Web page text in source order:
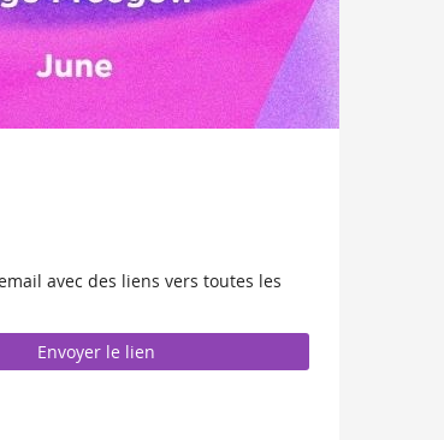
avec des liens vers toutes les
Envoyer le lien